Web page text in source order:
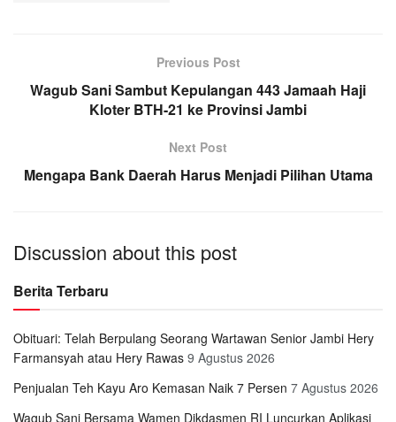
Previous Post
Wagub Sani Sambut Kepulangan 443 Jamaah Haji
Kloter BTH-21 ke Provinsi Jambi
Next Post
Mengapa Bank Daerah Harus Menjadi Pilihan Utama
Discussion about this post
Berita Terbaru
Obituari: Telah Berpulang Seorang Wartawan Senior Jambi Hery
Farmansyah atau Hery Rawas 9 Agustus 2026
Penjualan Teh Kayu Aro Kemasan Naik 7 Persen 7 Agustus 2026
Wagub Sani Bersama Wamen Dikdasmen RI Luncurkan Aplikasi